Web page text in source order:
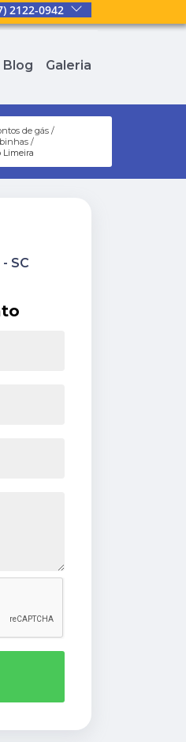
2122-0942
Blog Galeria
de gás
Limeira
SC